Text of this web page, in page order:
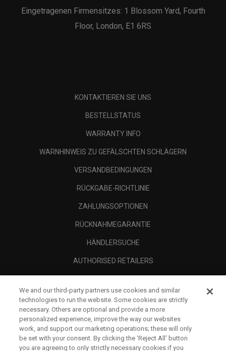
Eingetragenen Firmensitzes: 1 Blossom Yard, Fourth
Floor, London, E1 6RS
KONTAKTIEREN SIE UNS
BESTELLSTATUS
WARRANTY INFO
WARNHINWEIS ZU GEFÄLSCHTEN SCHLÄGERN
VERSANDBEDINGUNGEN
RÜCKGABE-RICHTLINIE
ZAHLUNGSOPTIONEN
RÜCKNAHMEGARANTIE
HÄNDLERSUCHE
AUTHORISED RETAILERS
UNTERNEHMENSPROFIL
RECHTLICHES-
We and our third-party partners use cookies and similar
technologies to run the website. Some cookies are strictly
necessary. Others are optional and provide a more
personalized experience, improve the way our websites
work, and support our marketing operations; these will only
be set with your consent. By clicking the ‘Reject All' button
you are agreeing to only strictly necessary cookies if you